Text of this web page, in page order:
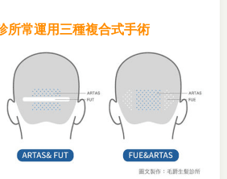
所常運用三種複合式手術